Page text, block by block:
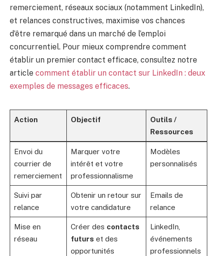
remerciement, réseaux sociaux (notamment LinkedIn),
et relances constructives, maximise vos chances
d’être remarqué dans un marché de l’emploi
concurrentiel. Pour mieux comprendre comment
établir un premier contact efficace, consultez notre
article comment établir un contact sur LinkedIn : deux
exemples de messages efficaces.
Action Objectif
Outils /
Ressources
Envoi du
courrier de
remerciement
Marquer votre
intérêt et votre
professionnalisme
Modèles
personnalisés
Suivi par
relance
Obtenir un retour sur
votre candidature
Emails de
relance
Mise en
réseau
Créer des contacts
futurs et des
opportunités
LinkedIn,
événements
professionnels